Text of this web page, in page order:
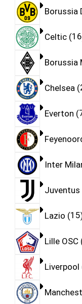
Borussia
Celtic 16
Borussia
Chelsea
Everton
Inter
Juventus
Lazio 15
Lille OSC
Liverpool